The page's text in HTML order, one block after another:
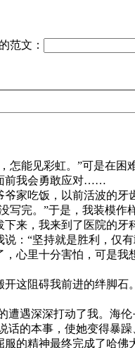
范文：
能见彩虹。”可是在
前我会勇敢应对……
家吃饭，以前活波的
完。”于是，我装模
来，我来到了医院的
：“坚持就是胜利，仅
心里十分害怕，可是
这阻碍我前进的绊脚石。
遇深深打动了我。海伦
的本事，使她变得暴
的精神最终完成了哈佛